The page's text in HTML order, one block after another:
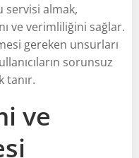
servisi almak,
ve verimliliğini sağlar.
gereken unsurları
sorunsuz
tanır.
ve